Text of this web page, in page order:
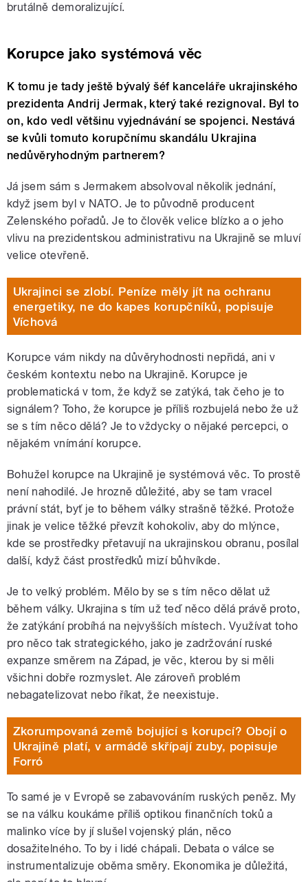
brutálně demoralizující.
Korupce jako systémová věc
K tomu je tady ještě bývalý šéf kanceláře ukrajinského
prezidenta Andrij Jermak, který také rezignoval. Byl to
on, kdo vedl většinu vyjednávání se spojenci. Nestává
se kvůli tomuto korupčnímu skandálu Ukrajina
nedůvěryhodným partnerem?
Já jsem sám s Jermakem absolvoval několik jednání,
když jsem byl v NATO. Je to původně producent
Zelenského pořadů. Je to člověk velice blízko a o jeho
vlivu na prezidentskou administrativu na Ukrajině se mluví
velice otevřeně.
Ukrajinci se zlobí. Peníze měly jít na ochranu
energetiky, ne do kapes korupčníků, popisuje
Víchová
Korupce vám nikdy na důvěryhodnosti nepřidá, ani v
českém kontextu nebo na Ukrajině. Korupce je
problematická v tom, že když se zatýká, tak čeho je to
signálem? Toho, že korupce je příliš rozbujelá nebo že už
se s tím něco dělá? Je to vždycky o nějaké percepci, o
nějakém vnímání korupce.
Bohužel korupce na Ukrajině je systémová věc. To prostě
není nahodilé. Je hrozně důležité, aby se tam vracel
právní stát, byť je to během války strašně těžké. Protože
jinak je velice těžké převzít kohokoliv, aby do mlýnce,
kde se prostředky přetavují na ukrajinskou obranu, posílal
další, když část prostředků mizí bůhvíkde.
Je to velký problém. Mělo by se s tím něco dělat už
během války. Ukrajina s tím už teď něco dělá právě proto,
že zatýkání probíhá na nejvyšších místech. Využívat toho
pro něco tak strategického, jako je zadržování ruské
expanze směrem na Západ, je věc, kterou by si měli
všichni dobře rozmyslet. Ale zároveň problém
nebagatelizovat nebo říkat, že neexistuje.
Zkorumpovaná země bojující s korupcí? Obojí o
Ukrajině platí, v armádě skřípají zuby, popisuje
Forró
To samé je v Evropě se zabavováním ruských peněz. My
se na válku koukáme příliš optikou finančních toků a
malinko více by jí slušel vojenský plán, něco
dosažitelného. To by i lidé chápali. Debata o válce se
instrumentalizuje oběma směry. Ekonomika je důležitá,